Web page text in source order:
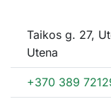
Taikos g. 27,
Utena
+370 389